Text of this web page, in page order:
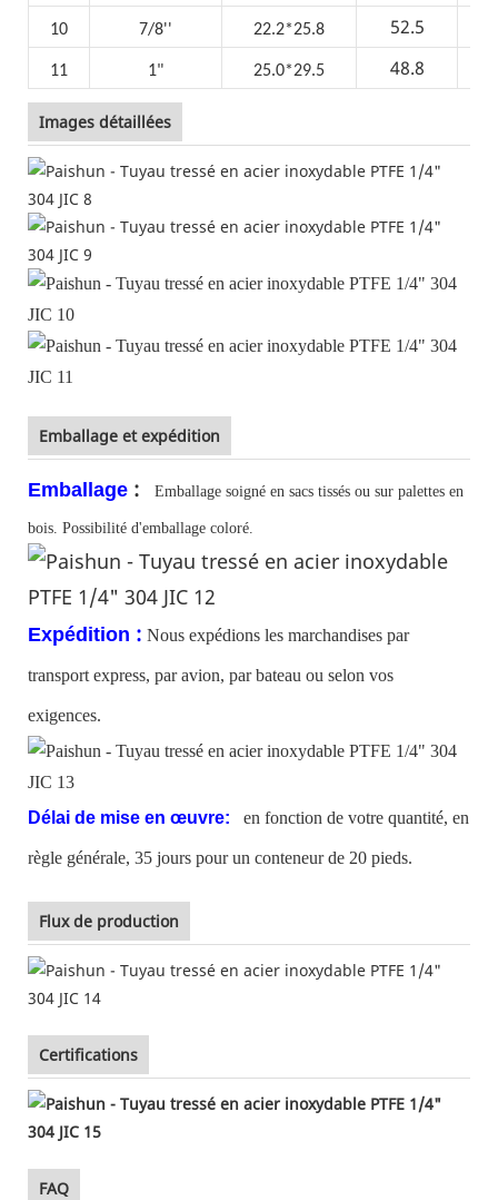
10 7/8'' 22.2*25.8 52.5
11 1" 25.0*29.5 48.8
Images détaillées
Emballage et expédition
Emballage : Emballage soigné en sacs tissés ou sur palettes en
bois. Possibilité d'emballage coloré.
Expédition : Nous expédions les marchandises par
transport express, par avion, par bateau ou selon vos
exigences.
Délai de mise en œuvre: en fonction de votre quantité, en
règle générale, 35 jours pour un conteneur de 20 pieds.
Flux de production
Certifications
FAQ